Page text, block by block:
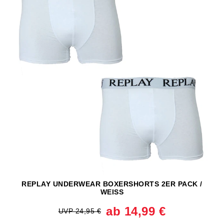
REPLAY UNDERWEAR BOXERSHORTS 2ER PACK /
WEISS
UVP 24,95 € ab 14,99 €